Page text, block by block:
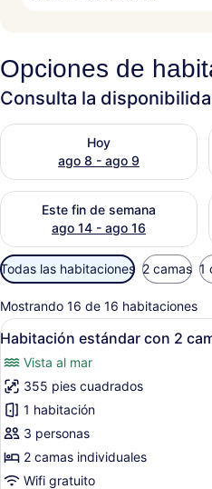
Opciones de
Consulta la
Hoy
ago 8 - ago 9
Consulta la disponibilidad
Este fin de semana
ago 14 - ago 16
Consulta la disponibilidad
Filtros
disponibles
para
las
habitaciones
Todas las habitaciones 2 camas 1
Mostrando 16 de 16 habitaciones
Abrir
todas
las
fotos
de
Habitación
estándar
con
6
Habitación estándar con 2
Vista al mar
355 pies cuadrados
1 habitación
3 personas
2 camas individuales
Wifi gratuito